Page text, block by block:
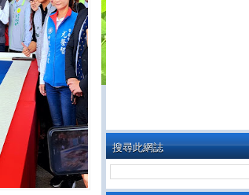
搜尋此網誌